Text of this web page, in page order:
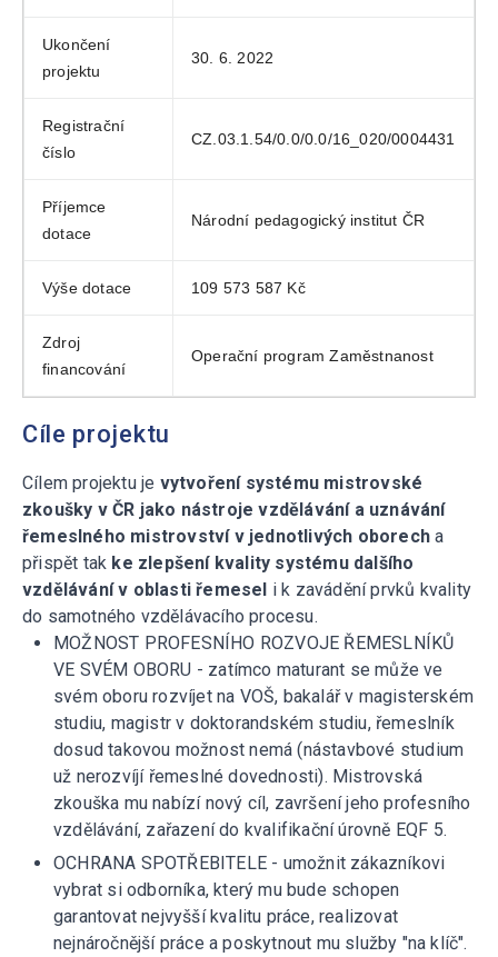
Ukončení
projektu
30. 6. 2022
Registrační
číslo
CZ.03.1.54/0.0/0.0/16_020/0004431
Příjemce
dotace
Národní pedagogický institut ČR
Výše dotace 109 573 587 Kč
Zdroj
financování
Operační program Zaměstnanost
Cíle projektu
Cílem projektu je vytvoření systému mistrovské
zkoušky v ČR jako nástroje vzdělávání a uznávání
řemeslného mistrovství v jednotlivých oborech a
přispět tak ke zlepšení kvality systému dalšího
vzdělávání v oblasti řemesel i k zavádění prvků kvality
do samotného vzdělávacího procesu.
MOŽNOST PROFESNÍHO ROZVOJE ŘEMESLNÍKŮ
VE SVÉM OBORU - zatímco maturant se může ve
svém oboru rozvíjet na VOŠ, bakalář v magisterském
studiu, magistr v doktorandském studiu, řemeslník
dosud takovou možnost nemá (nástavbové studium
už nerozvíjí řemeslné dovednosti). Mistrovská
zkouška mu nabízí nový cíl, završení jeho profesního
vzdělávání, zařazení do kvalifikační úrovně EQF 5.
OCHRANA SPOTŘEBITELE - umožnit zákazníkovi
vybrat si odborníka, který mu bude schopen
garantovat nejvyšší kvalitu práce, realizovat
nejnáročnější práce a poskytnout mu služby "na klíč".